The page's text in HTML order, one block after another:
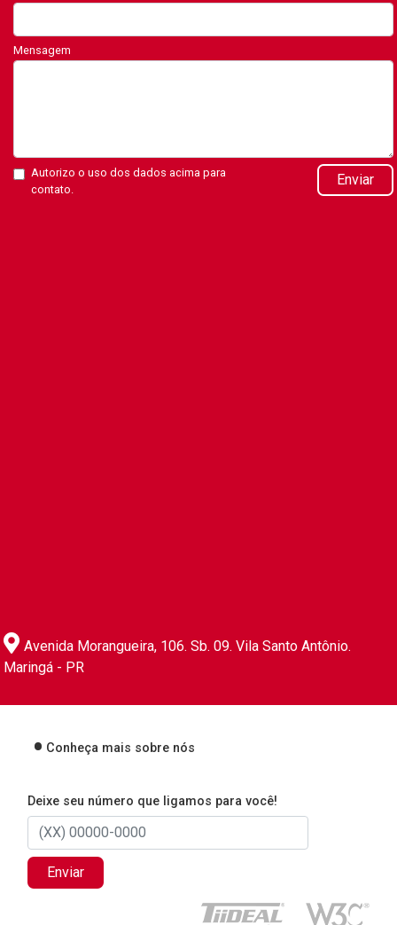
Mensagem
Autorizo o uso dos dados acima para
contato.
Enviar
Avenida Morangueira, 106. Sb. 09. Vila Santo Antônio.
Maringá - PR
Conheça mais sobre nós
Deixe seu número que ligamos para você!
Enviar